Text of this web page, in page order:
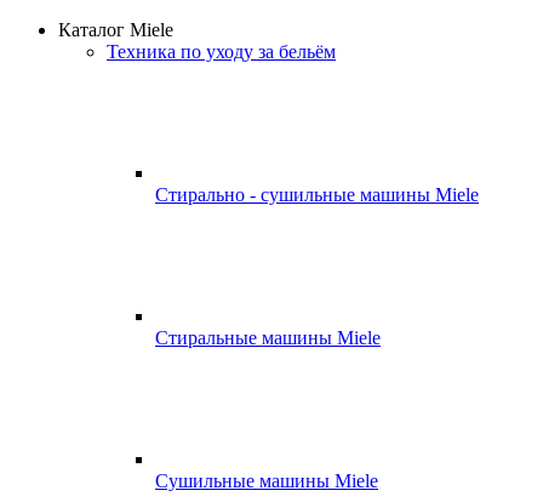
Каталог Miele
Техника по уходу за бельём
Стирально - сушильные машины Miele
Стиральные машины Miele
Сушильные машины Miele